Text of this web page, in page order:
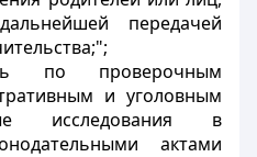
передачей
по проверочным
и уголовным
исследования в
актами